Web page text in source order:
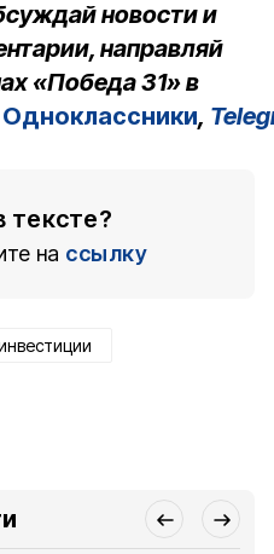
новости и
направляй
«Победа 31» в
Одноклассники,
тексте?
на ссылку